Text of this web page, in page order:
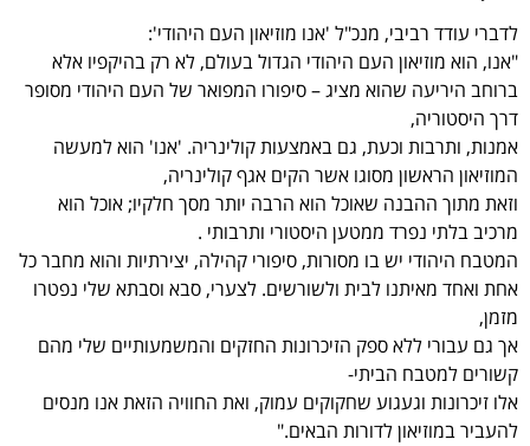
לדברי עודד רביבי, מנכ"ל 'אנו מוזיאון העם היהודי':
"אנו, הוא מוזיאון העם היהודי הגדול בעולם, לא רק בהיקפיו אלא
ברוחב היריעה שהוא מציג – סיפורו המפואר של העם היהודי מסופר
דרך היסטוריה,
אמנות, ותרבות וכעת, גם באמצעות קולינריה. 'אנו' הוא למעשה
המוזיאון הראשון מסוגו אשר הקים אגף קולינריה,
וזאת מתוך ההבנה שאוכל הוא הרבה יותר מסך חלקיו; אוכל הוא
מרכיב בלתי נפרד ממטען היסטורי ותרבותי .
המטבח היהודי יש בו מסורות, סיפורי קהילה, יצירתיות והוא מחבר כל
אחת ואחד מאיתנו לבית ולשורשים. לצערי, סבא וסבתא שלי נפטרו
מזמן,
אך גם עבורי ללא ספק הזיכרונות החזקים והמשמעותיים שלי מהם
קשורים למטבח הביתי-
אלו זיכרונות וגעגוע שחקוקים עמוק, ואת החוויה הזאת אנו מנסים
להעביר במוזיאון לדורות הבאים."